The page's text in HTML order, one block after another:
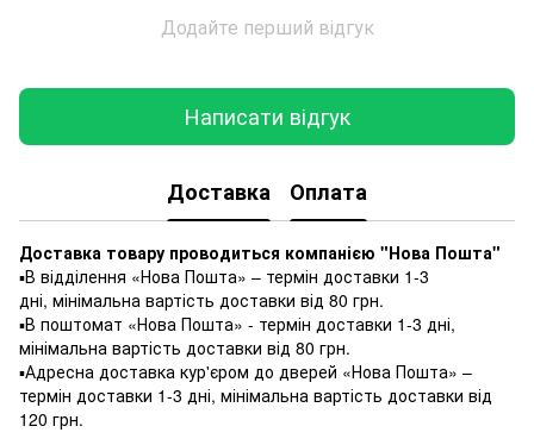
Додайте перший відгук
Написати відгук
Доставка Оплата
Доставка товару проводиться компанією "Нова Пошта"
▪️В відділення «Нова Пошта» – термін доставки 1-3
дні, мінімальна вартість доставки від 80 грн.
▪️В поштомат «Нова Пошта» - термін доставки 1-3 дні,
мінімальна вартість доставки від 80 грн.
▪️Адресна доставка кур'єром до дверей «Нова Пошта» –
термін доставки 1-3 дні, мінімальна вартість доставки від
120 грн.